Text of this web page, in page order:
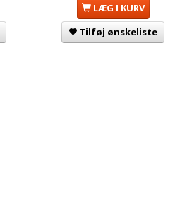
LÆG I KURV
Tilføj ønskeliste